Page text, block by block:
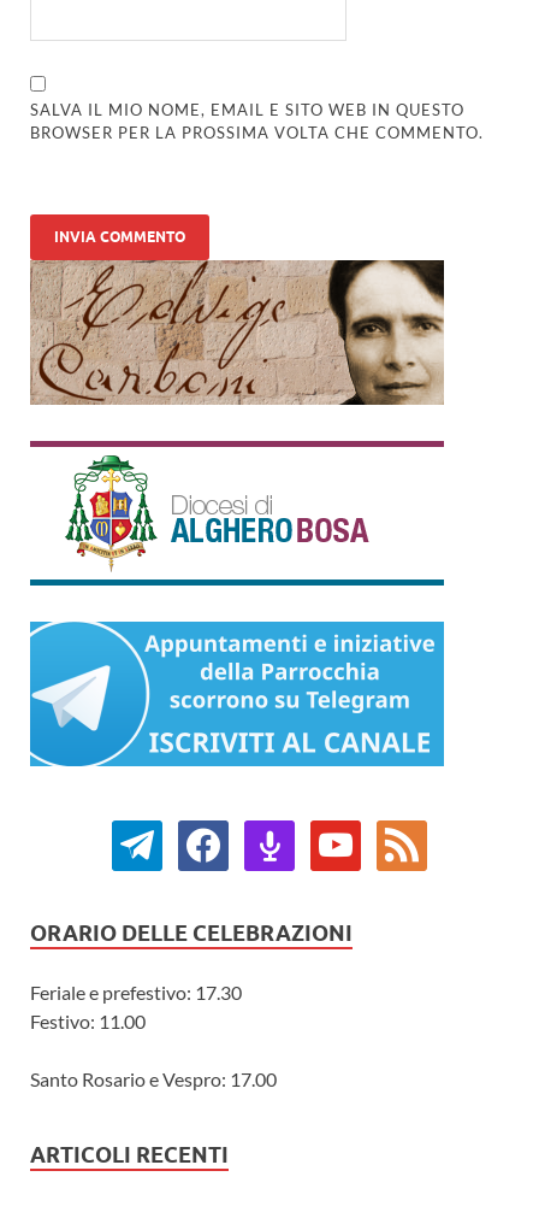
SALVA IL MIO NOME, EMAIL E SITO WEB IN QUESTO
BROWSER PER LA PROSSIMA VOLTA CHE COMMENTO.
ORARIO DELLE CELEBRAZIONI
Feriale e prefestivo: 17.30
Festivo: 11.00
Santo Rosario e Vespro: 17.00
ARTICOLI RECENTI